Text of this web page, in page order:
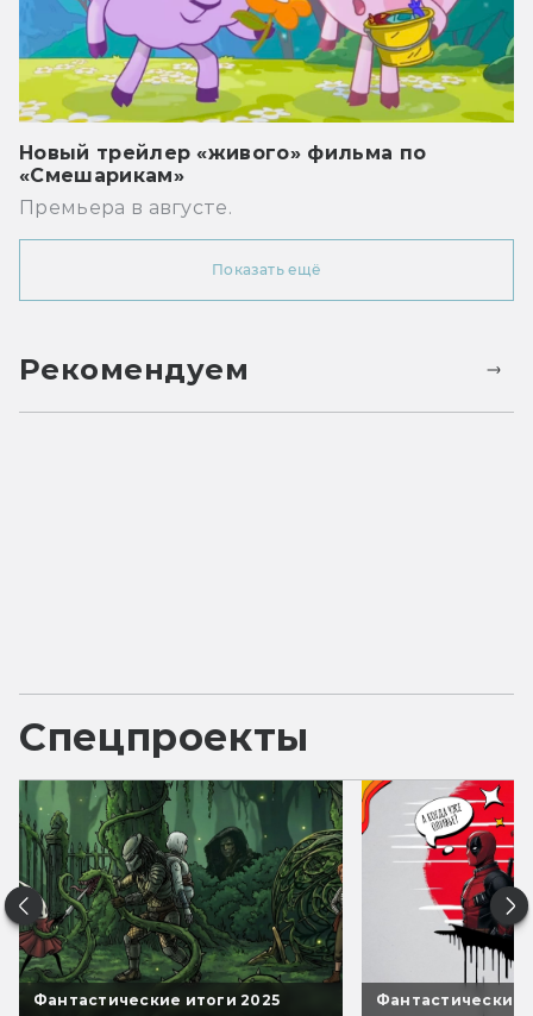
Новый трейлер «живого» фильма по
«Смешарикам»
Премьера в августе.
Показать ещё
Рекомендуем
Спецпроекты
Фантастические итоги 2025 Фантастические